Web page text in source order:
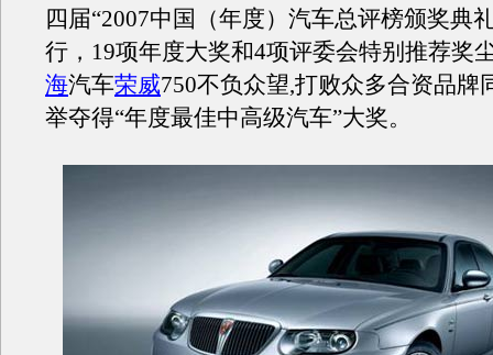
四届“2007中国（年度）汽车总评榜颁奖典
行，19项年度大奖和4项评委会特别推荐奖
海汽车荣威750不负众望,打败众多合资品牌
举夺得“年度最佳中高级汽车”大奖。